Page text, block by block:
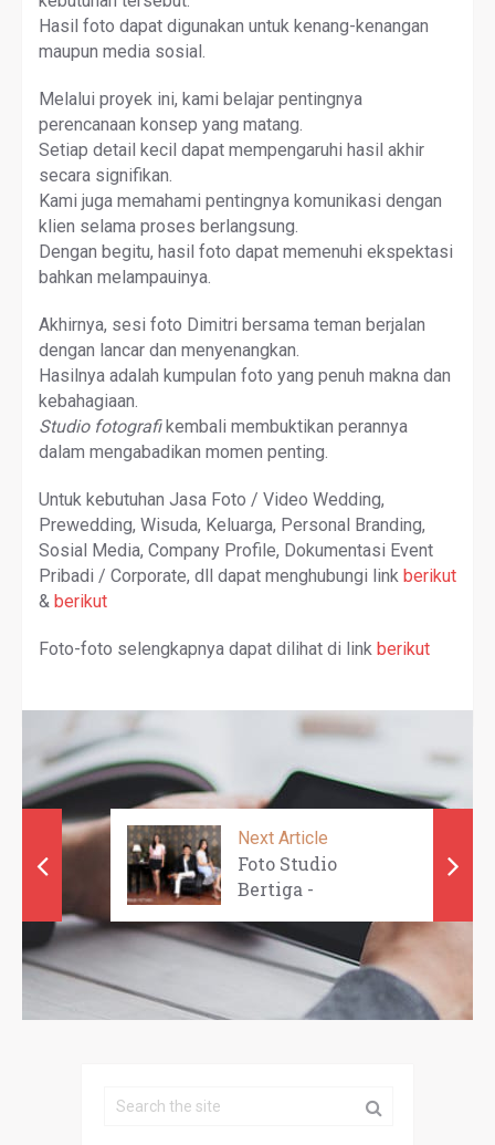
Hasil foto dapat digunakan untuk kenang-kenangan
maupun media sosial.
Melalui proyek ini, kami belajar pentingnya
perencanaan konsep yang matang.
Setiap detail kecil dapat mempengaruhi hasil akhir
secara signifikan.
Kami juga memahami pentingnya komunikasi dengan
klien selama proses berlangsung.
Dengan begitu, hasil foto dapat memenuhi ekspektasi
bahkan melampauinya.
Akhirnya, sesi foto Dimitri bersama teman berjalan
dengan lancar dan menyenangkan.
Hasilnya adalah kumpulan foto yang penuh makna dan
kebahagiaan.
Studio fotografikembali membuktikan perannya
dalam mengabadikan momen penting.
Untuk kebutuhan Jasa Foto / Video Wedding,
Prewedding, Wisuda, Keluarga, Personal Branding,
Sosial Media, Company Profile, Dokumentasi Event
Pribadi / Corporate, dll dapat menghubungi link berikut
& berikut
Foto-foto selengkapnya dapat dilihat di link berikut
Next Article
Foto Studio
Bertiga -